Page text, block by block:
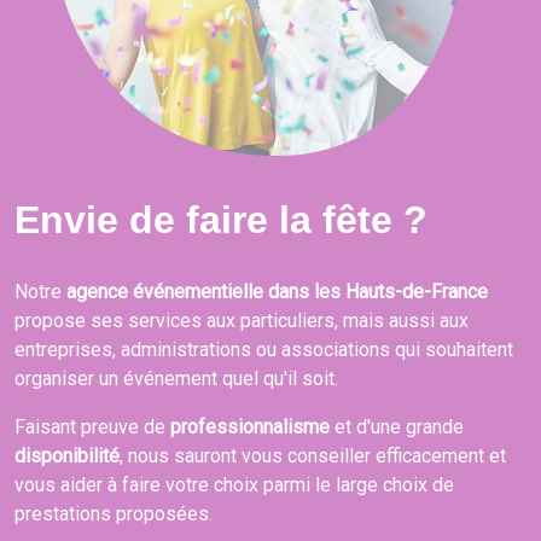
Envie de faire la fête ?
Notre agence événementielle dans les Hauts-de-France
propose ses services aux particuliers, mais aussi aux
entreprises, administrations ou associations qui souhaitent
organiser un événement quel qu'il soit.
Faisant preuve de professionnalisme et d'une grande
disponibilité, nous sauront vous conseiller efficacement et
vous aider à faire votre choix parmi le large choix de
prestations proposées.